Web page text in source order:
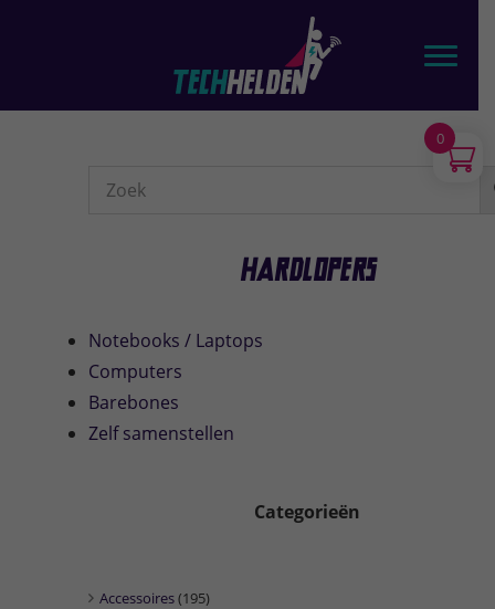
hoofd
Webshop
Hardlopers
Notebooks / Laptops
Computers
Barebones
Zelf samenstellen
Categorieën
Accessoires(195)
0